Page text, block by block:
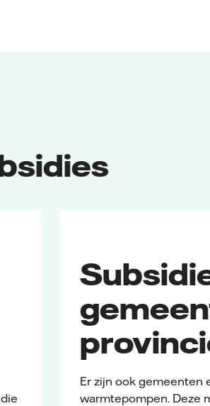
Er zijn ook gemeenten
warmtepompen. Deze